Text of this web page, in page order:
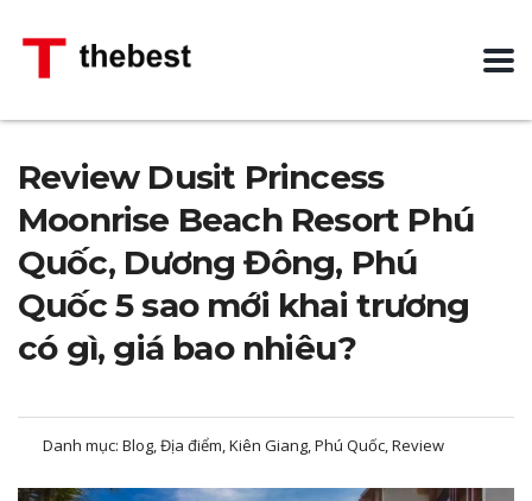
Review Dusit Princess
Moonrise Beach Resort Phú
Quốc, Dương Đông, Phú
Quốc 5 sao mới khai trương
có gì, giá bao nhiêu?
Danh mục: Blog, Địa điểm, Kiên Giang, Phú Quốc, Review